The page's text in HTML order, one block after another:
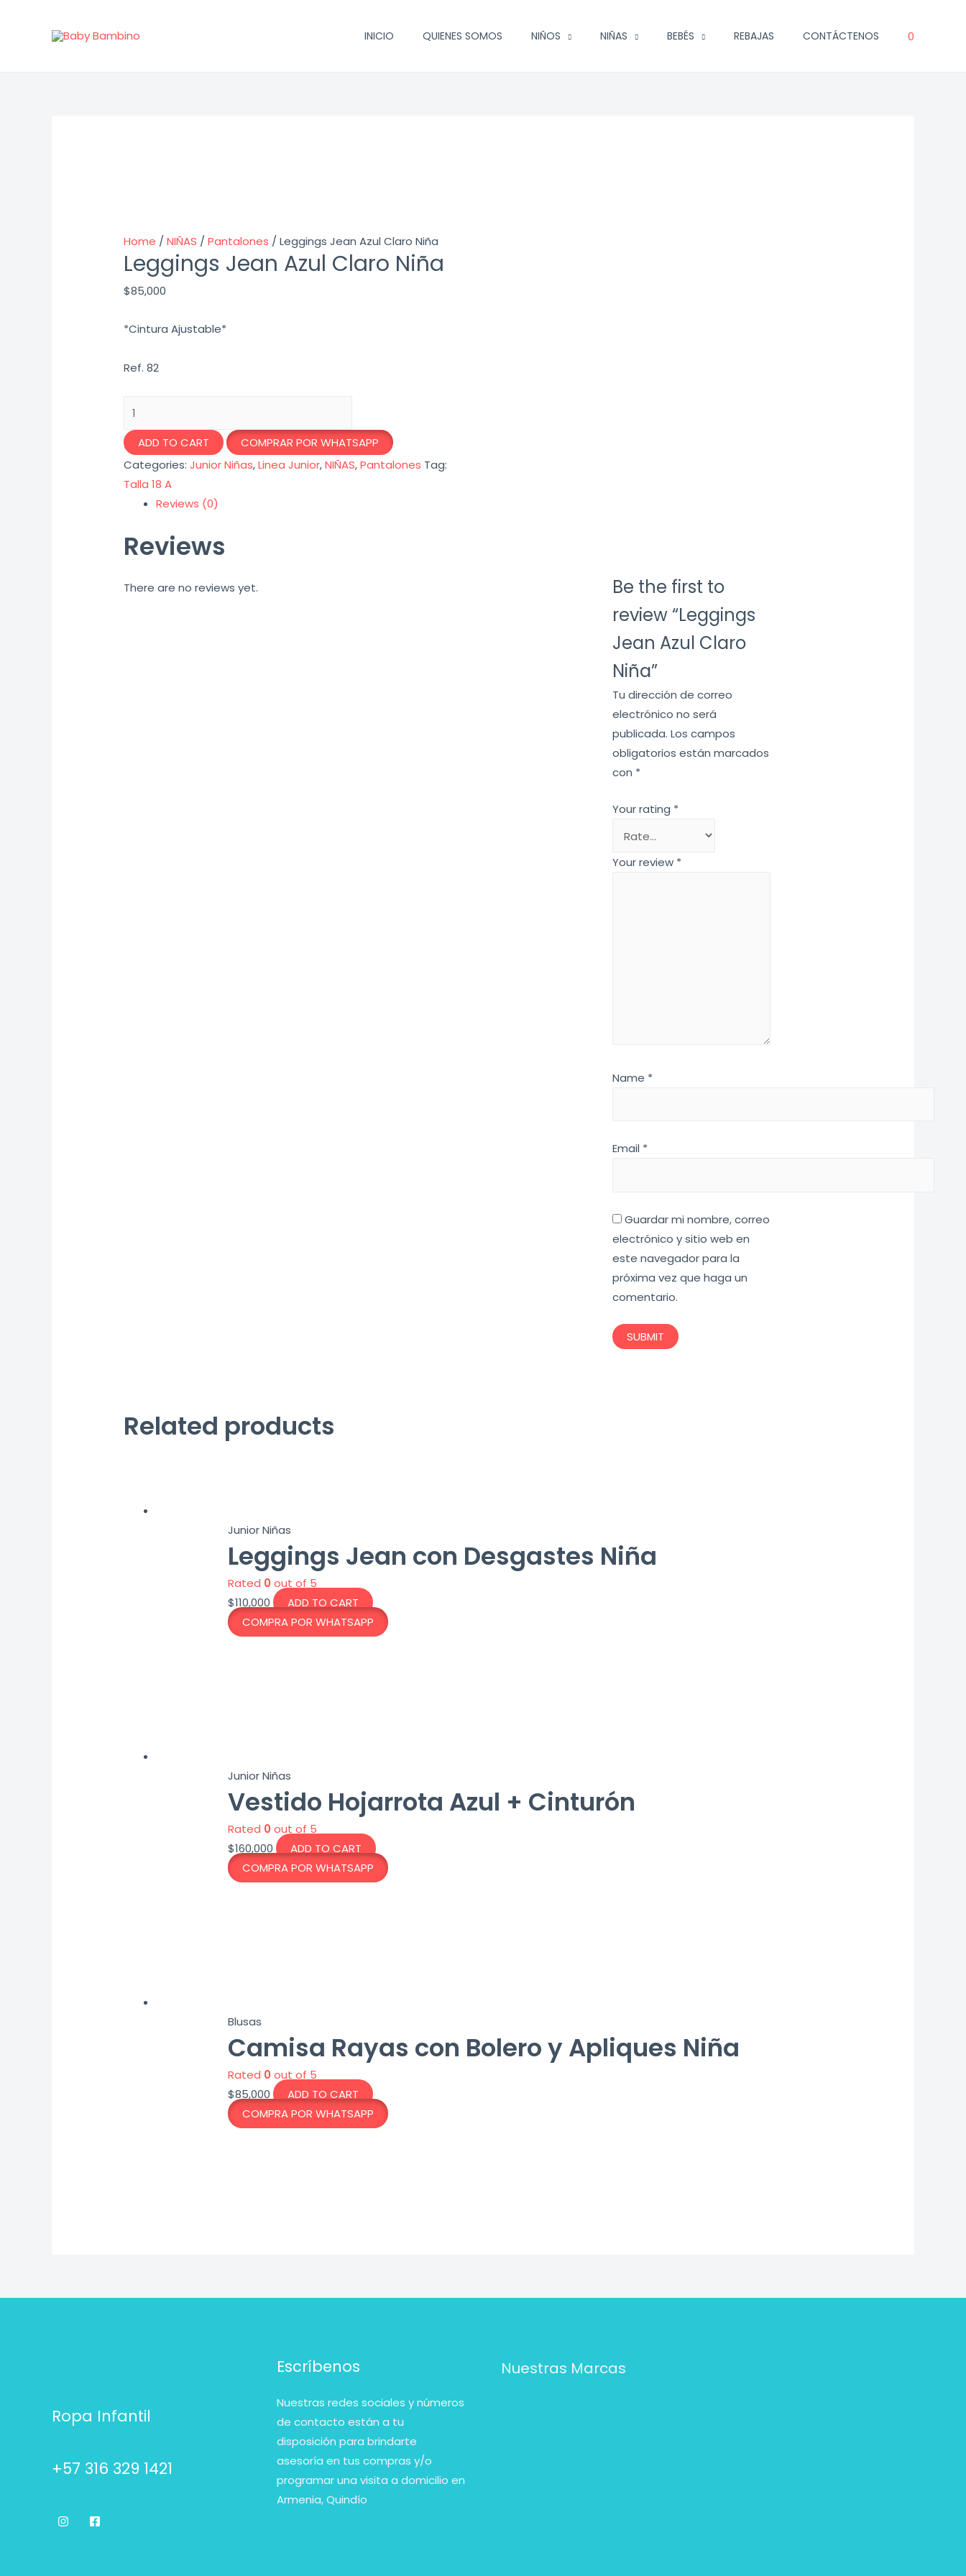
INICIO QUIENES SOMOS NIÑOS NIÑAS BEBÉS REBAJAS CONTÁCTENOS 0
Home /NIÑAS /Pantalones / Leggings Jean Azul Claro Niña
Leggings Jean Azul Claro Niña
$85,000
*Cintura Ajustable*
Ref. 82
Azul
Claro
Niña
quantity
ADD TO CART
COMPRAR POR WHATSAPP
Categories:Junior Niñas,Linea Junior,NIÑAS,Pantalones Tag:
Talla 18 A
Reviews (0)
Reviews
There are no reviews yet.
Be the first to
review “Leggings
Jean Azul Claro
Niña”
Tu dirección de correo
electrónico no será
publicada. Los campos
obligatorios están marcados
con *
Your rating *
Your review *
Name *
Email *
Guardar mi nombre, correo
electrónico y sitio web en
este navegador para la
próxima vez que haga un
comentario.
Related products
Junior Niñas
Leggings Jean con Desgastes Niña
Rated 0 out of 5
$110,000
ADD TO CART
COMPRA POR WHATSAPP
Junior Niñas
Vestido Hojarrota Azul + Cinturón
Rated 0 out of 5
$160,000
ADD TO CART
COMPRA POR WHATSAPP
Blusas
Camisa Rayas con Bolero y Apliques Niña
Rated 0 out of 5
$85,000
ADD TO CART
COMPRA POR WHATSAPP
Ropa Infantil
+57 316 329 1421
Escríbenos
Nuestras redes sociales y números
de contacto están a tu
disposición para brindarte
asesoría en tus compras y/o
programar una visita a domicilio en
Armenia, Quindío
Nuestras Marcas